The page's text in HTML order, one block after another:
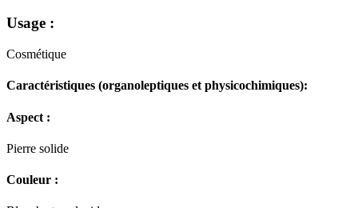
Usage :
Cosmétique
Caractéristiques (organoleptiques et physicochimiques):
Aspect :
Pierre solide
Couleur :